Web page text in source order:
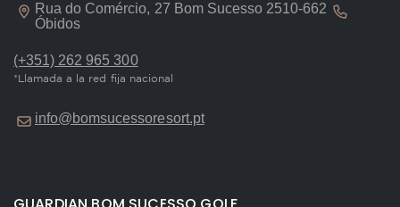
Rua do Comércio, 27 Bom Sucesso 2510-662
Óbidos
(+351) 262 965 300
*Llamada a la red fija nacional
info@bomsucessoresort.pt